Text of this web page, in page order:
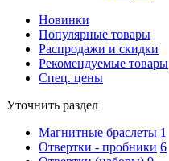
Новинки
Популярные товары
Распродажи и скидки
Рекомендуемые товары
Спец. цены
Уточнить раздел
Магнитные браслеты 1
Отвертки - пробники 6